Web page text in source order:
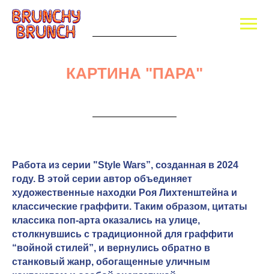
КАРТИНА "ПАРА"
Работа из серии "Style Wars”, созданная в 2024
году. В этой серии автор объединяет
художественные находки Роя Лихтенштейна и
классические граффити. Таким образом, цитаты
классика поп-арта оказались на улице,
столкнувшись с традиционной для граффити
“войной стилей”, и вернулись обратно в
станковый жанр, обогащенные уличным